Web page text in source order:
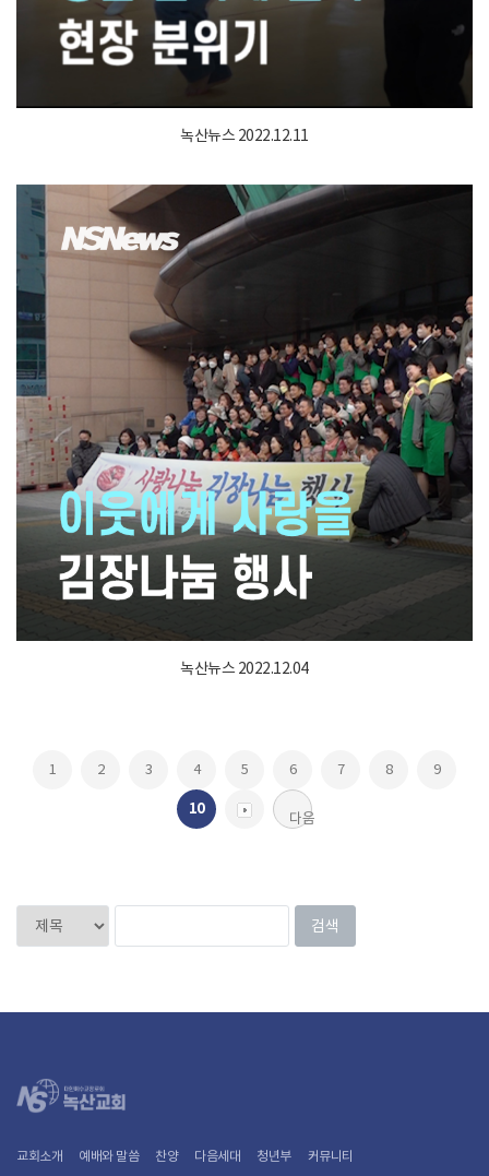
녹산뉴스 2022.12.11
녹산뉴스 2022.12.04
1 2 3 4 5 6 7 8 9
10
다음
교회소개 예배와 말씀 찬양 다음세대 청년부 커뮤니티